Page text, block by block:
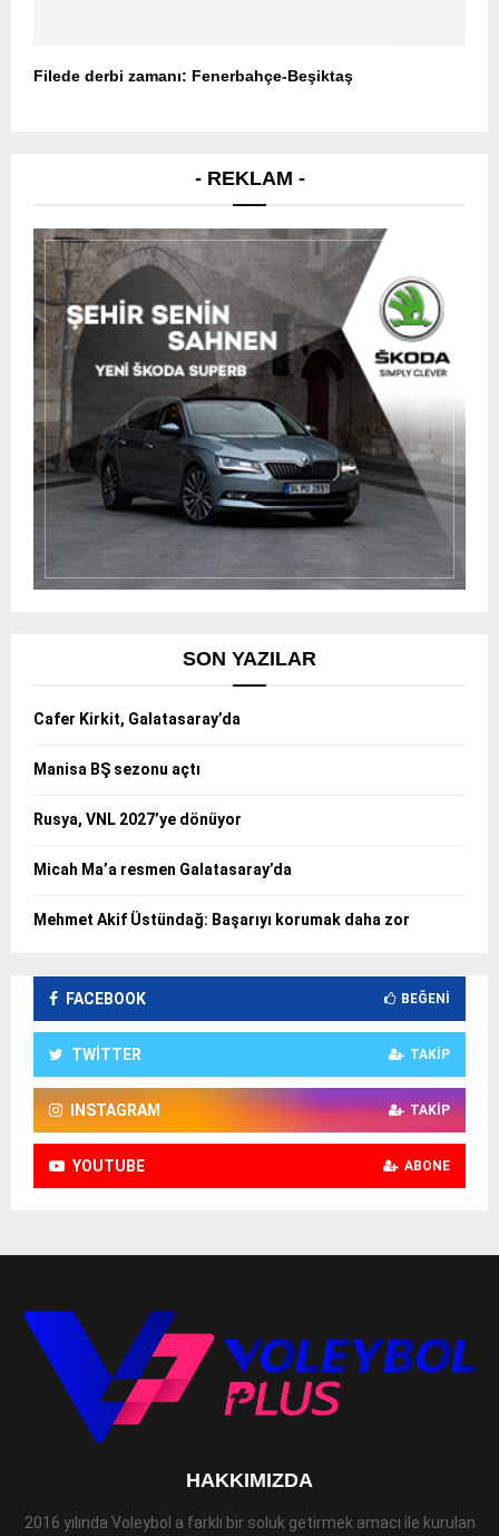
Filede derbi zamanı: Fenerbahçe-Beşiktaş
- REKLAM -
SON YAZILAR
Cafer Kirkit, Galatasaray’da
Manisa BŞ sezonu açtı
Rusya, VNL 2027’ye dönüyor
Micah Ma’a resmen Galatasaray’da
Mehmet Akif Üstündağ: Başarıyı korumak daha zor
FACEBOOK BEĞENI
TWITTER TAKIP
INSTAGRAM TAKIP
YOUTUBE ABONE
HAKKIMIZDA
2016 yılında Voleybol a farklı bir soluk getirmek amacı ile kurulan